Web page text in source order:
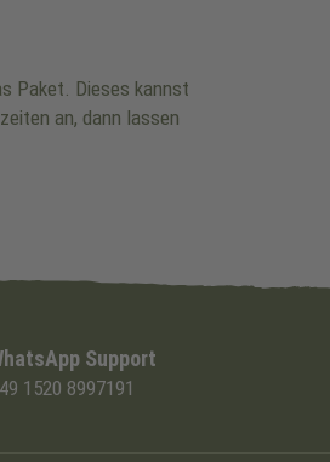
Paket. Dieses kannst
an, dann lassen
Support
1520 8997191